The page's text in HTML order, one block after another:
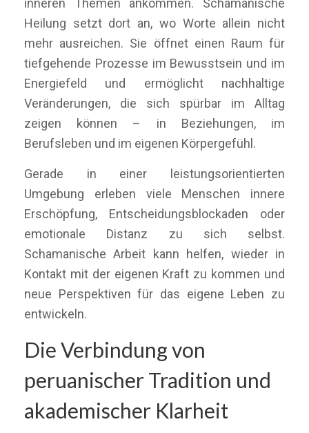
inneren Themen ankommen. Schamanische
Heilung setzt dort an, wo Worte allein nicht
mehr ausreichen. Sie öffnet einen Raum für
tiefgehende Prozesse im Bewusstsein und im
Energiefeld und ermöglicht nachhaltige
Veränderungen, die sich spürbar im Alltag
zeigen können – in Beziehungen, im
Berufsleben und im eigenen Körpergefühl.
Gerade in einer leistungsorientierten
Umgebung erleben viele Menschen innere
Erschöpfung, Entscheidungsblockaden oder
emotionale Distanz zu sich selbst.
Schamanische Arbeit kann helfen, wieder in
Kontakt mit der eigenen Kraft zu kommen und
neue Perspektiven für das eigene Leben zu
entwickeln.
Die Verbindung von
peruanischer Tradition und
akademischer Klarheit